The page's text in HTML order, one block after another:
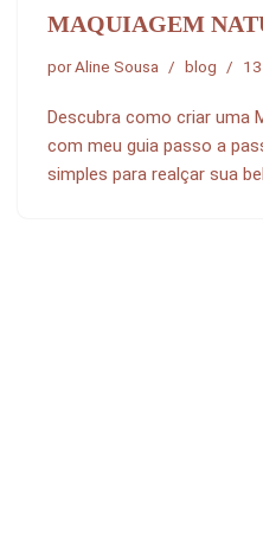
MAQUIAGEM
porAline Sousa blog
Descubra como criar uma
com meu guia passo a
simples para realçar sua